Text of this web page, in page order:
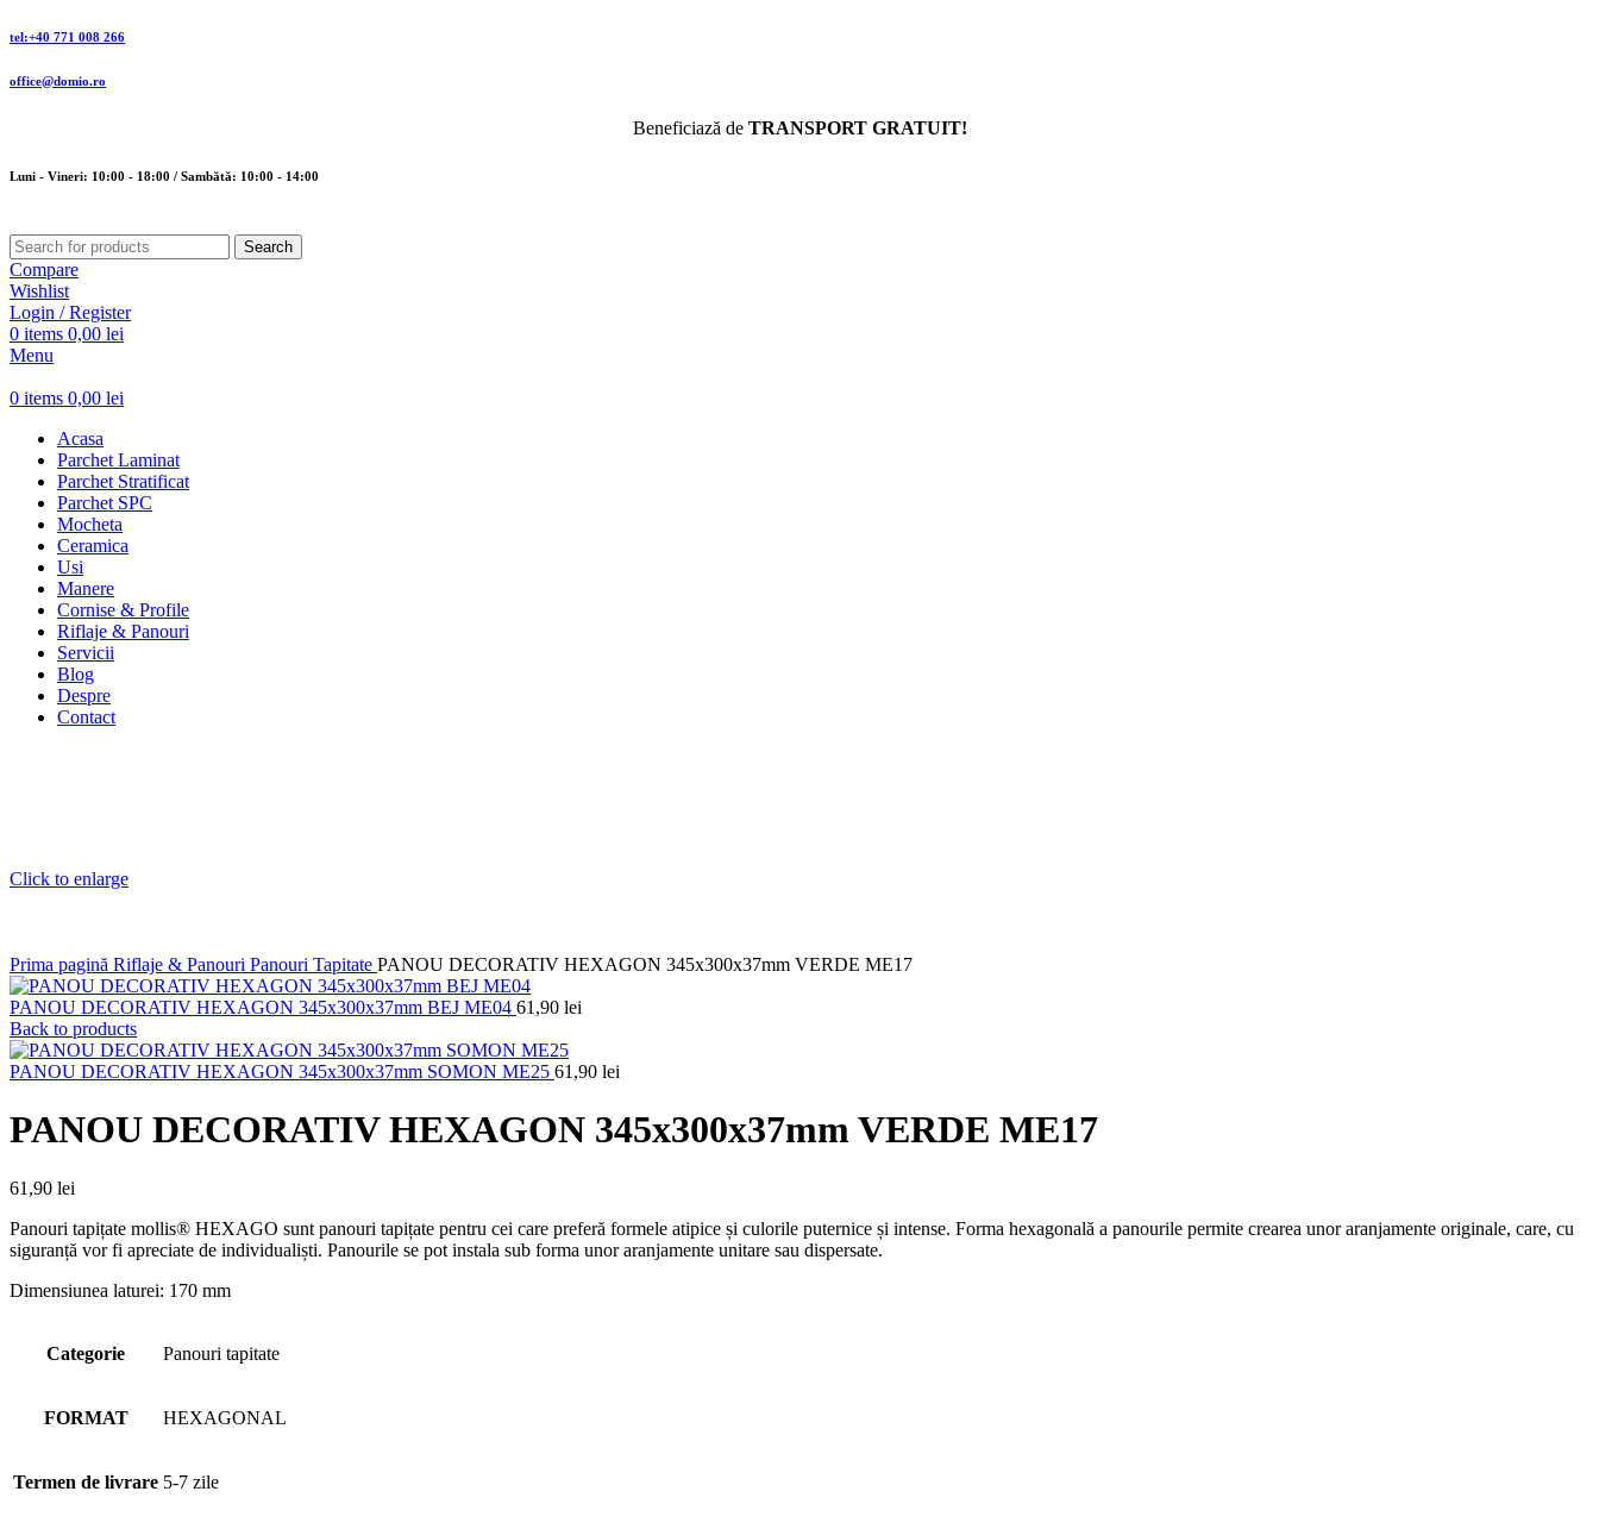
tel:+40 771 008 266
office@domio.ro
Beneficiază de TRANSPORT GRATUIT!
Luni - Vineri: 10:00 - 18:00 / Sambătă: 10:00 - 14:00
Search
Compare
Wishlist
Login / Register
0 items 0,00 lei
Menu
0 items 0,00 lei
Acasa
Parchet Laminat
Parchet Stratificat
Parchet SPC
Mocheta
Ceramica
Usi
Manere
Cornise & Profile
Riflaje & Panouri
Servicii
Blog
Despre
Contact
Click to enlarge
Prima pagină Riflaje & Panouri Panouri Tapitate PANOU DECORATIV HEXAGON 345x300x37mm VERDE ME17
PANOU DECORATIV HEXAGON 345x300x37mm BEJ ME04 61,90 lei
Back to products
PANOU DECORATIV HEXAGON 345x300x37mm SOMON ME25 61,90 lei
PANOU DECORATIV HEXAGON 345x300x37mm VERDE ME17
61,90 lei
Panouri tapițate mollis® HEXAGO sunt panouri tapițate pentru cei care preferă formele atipice și culorile puternice și intense. Forma hexagonală a panourile permite crearea unor aranjamente originale, care, cu
siguranță vor fi apreciate de individualiști. Panourile se pot instala sub forma unor aranjamente unitare sau dispersate.
Dimensiunea laturei: 170 mm
Categorie Panouri tapitate
FORMAT HEXAGONAL
Termen de livrare 5-7 zile